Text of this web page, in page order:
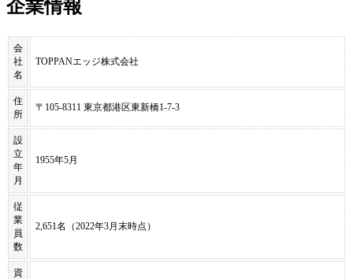
企業情報
会
社
名
TOPPANエッジ株式会社
住
所
〒105-8311 東京都港区東新橋1-7-3
設
立
年
月
1955年5月
従
業
員
数
2,651名（2022年3月末時点）
資